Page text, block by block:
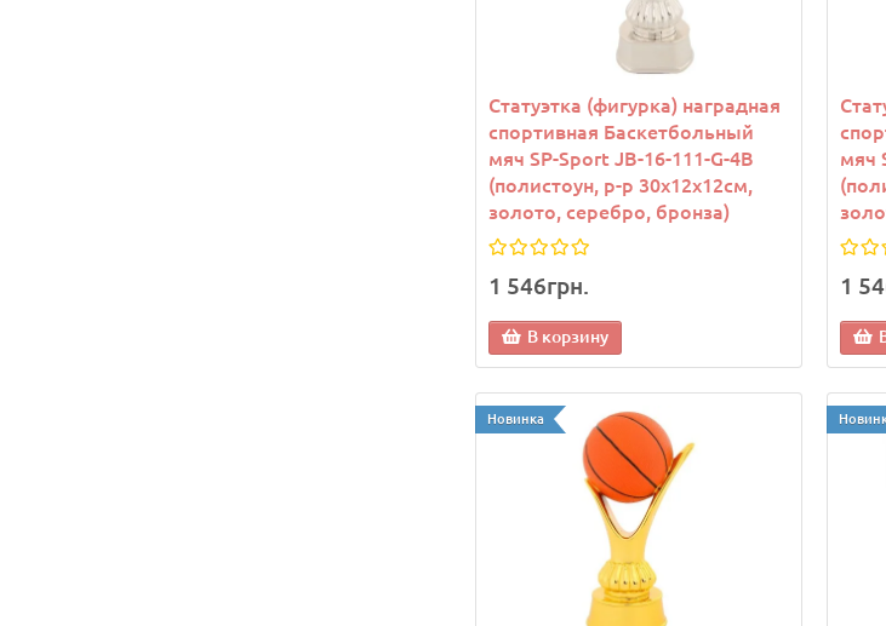
Статуэтка (фигурка) наградная
спортивная Баскетбольный
мяч SP-Sport JB-16-111-G-4B
(полистоун, р-р 30х12х12см,
золото, серебро, бронза)
1 546грн.
В корзину
мяч
1
Новинка